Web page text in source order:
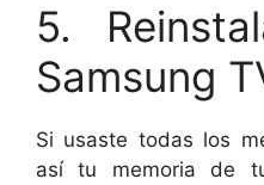
5.
Samsung
Si usaste todas los
así tu memoria de